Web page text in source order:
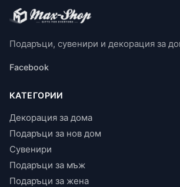
Подаръци, сувенири и декорация за
Facebook
КАТЕГОРИИ
Декорация за дома
Подаръци за нов дом
Сувенири
Подаръци за мъж
Подаръци за жена